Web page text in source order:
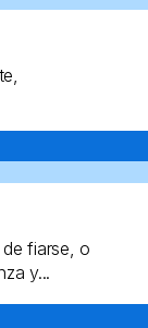
fiarse, o
y...